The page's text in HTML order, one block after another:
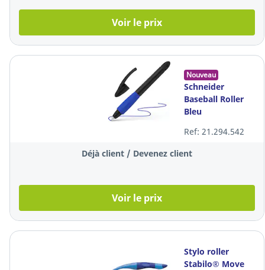
Voir le prix
Nouveau
Schneider
Baseball Roller
Bleu
Ref: 21.294.542
Déjà client / Devenez client
Voir le prix
Stylo roller
Stabilo® Move